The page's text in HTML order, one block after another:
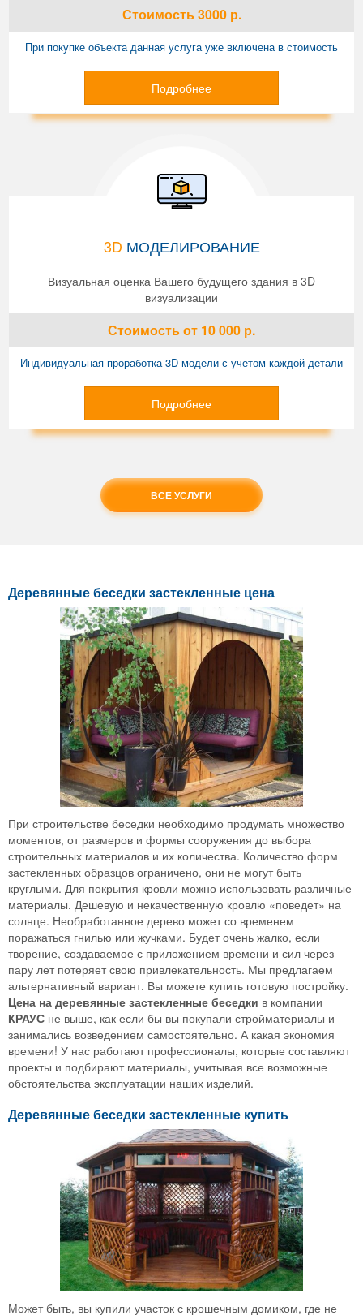
Стоимость3000р.
При покупке объекта данная услуга уже включена в стоимость
Подробнее
3D МОДЕЛИРОВАНИЕ
Визуальная оценка Вашего будущего здания в 3D
визуализации
Стоимостьот 10 000 р.
Индивидуальная проработка 3D модели с учетом каждой детали
Подробнее
ВСЕ УСЛУГИ
Деревянные беседки застекленные цена
При строительстве беседки необходимо продумать множество
моментов, от размеров и формы сооружения до выбора
строительных материалов и их количества. Количество форм
застекленных образцов ограничено, они не могут быть
круглыми. Для покрытия кровли можно использовать различные
материалы. Дешевую и некачественную кровлю «поведет» на
солнце. Необработанное дерево может со временем
поражаться гнилью или жучками. Будет очень жалко, если
творение, создаваемое с приложением времени и сил через
пару лет потеряет свою привлекательность. Мы предлагаем
альтернативный вариант. Вы можете купить готовую постройку.
Цена на деревянные застекленные беседки в компании
КРАУС не выше, как если бы вы покупали стройматериалы и
занимались возведением самостоятельно. А какая экономия
времени! У нас работают профессионалы, которые составляют
проекты и подбирают материалы, учитывая все возможные
обстоятельства эксплуатации наших изделий.
Деревянные беседки застекленные купить
Может быть, вы купили участок с крошечным домиком, где не